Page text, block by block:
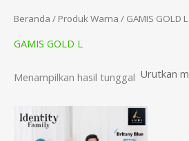
Beranda / Produk Warna / GAMIS GOLD L
GAMIS GOLD L
Menampilkan hasil tunggal